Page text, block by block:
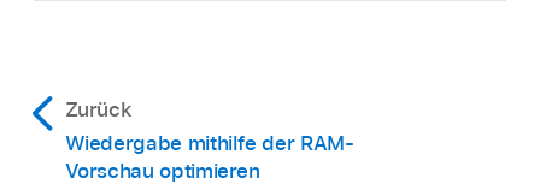
Klicke erneut auf die Taste „Leinwand
maximieren“.
Zurück
Wiedergabe mithilfe der RAM-
Vorschau optimieren